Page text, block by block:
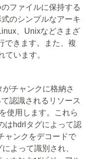
ファイルに保持する
のシンプルなアーキ
、Unixなどさまざ
できます。また、複
ています。
チャンクに格納さ
認識されるリソース
使用します。これら
はhdrlタグによって認
ャンクをデコードで
よって識別され、